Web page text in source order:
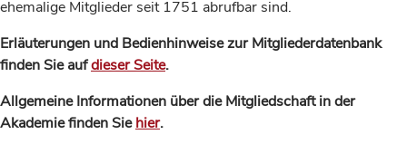
ehemalige Mitglieder seit 1751 abrufbar sind.
Erläuterungen und Bedienhinweise zur Mitgliederdatenbank
finden Sie aufdieser Seite.
Allgemeine Informationen über die Mitgliedschaft in der
Akademie finden Siehier.